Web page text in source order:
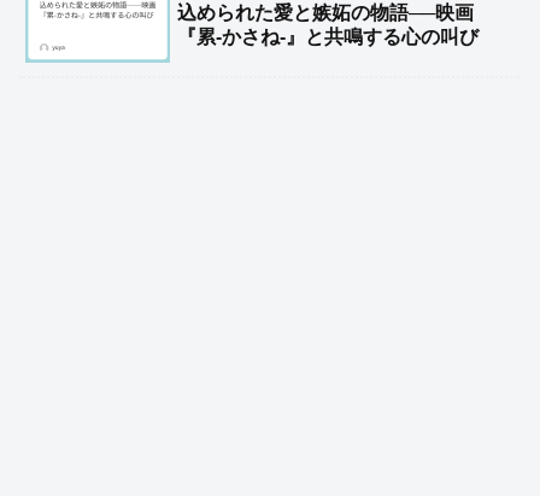
込められた愛と嫉妬の物語──映画
『累-かさね-』と共鳴する心の叫び